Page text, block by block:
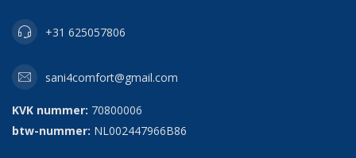
+31 625057806
sani4comfort@gmail.com
KVK nummer: 70800006
btw-nummer: NL002447966B86